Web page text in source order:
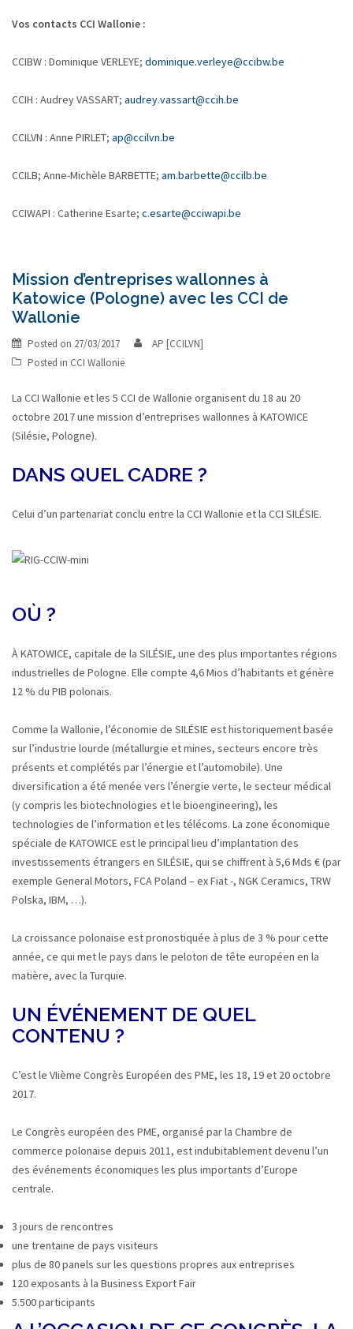
Vos contacts CCI Wallonie :
CCIBW : Dominique VERLEYE; dominique.verleye@ccibw.be
CCIH : Audrey VASSART; audrey.vassart@ccih.be
CCILVN : Anne PIRLET; ap@ccilvn.be
CCILB; Anne-Michèle BARBETTE; am.barbette@ccilb.be
CCIWAPI : Catherine Esarte; c.esarte@cciwapi.be
Mission d’entreprises wallonnes à
Katowice (Pologne) avec les CCI de
Wallonie
Posted on 27/03/2017
AP [CCILVN]
Posted in CCI Wallonie
La CCI Wallonie et les 5 CCI de Wallonie organisent du 18 au 20
octobre 2017 une mission d’entreprises wallonnes à KATOWICE
(Silésie, Pologne).
DANS QUEL CADRE ?
Celui d’un partenariat conclu entre la CCI Wallonie et la CCI SILÉSIE.
OÙ ?
À KATOWICE, capitale de la SILÉSIE, une des plus importantes régions
industrielles de Pologne. Elle compte 4,6 Mios d’habitants et génère
12 % du PIB polonais.
Comme la Wallonie, l’économie de SILÉSIE est historiquement basée
sur l’industrie lourde (métallurgie et mines, secteurs encore très
présents et complétés par l’énergie et l’automobile). Une
diversification a été menée vers l’énergie verte, le secteur médical
(y compris les biotechnologies et le bioengineering), les
technologies de l’information et les télécoms. La zone économique
spéciale de KATOWICE est le principal lieu d’implantation des
investissements étrangers en SILÉSIE, qui se chiffrent à 5,6 Mds € (par
exemple General Motors, FCA Poland – ex Fiat -, NGK Ceramics, TRW
Polska, IBM, …).
La croissance polonaise est pronostiquée à plus de 3 % pour cette
année, ce qui met le pays dans le peloton de tête européen en la
matière, avec la Turquie.
UN ÉVÉNEMENT DE QUEL
CONTENU ?
C’est le VIième Congrès Européen des PME, les 18, 19 et 20 octobre
2017.
Le Congrès européen des PME, organisé par la Chambre de
commerce polonaise depuis 2011, est indubitablement devenu l’un
des événements économiques les plus importants d’Europe
centrale.
3 jours de rencontres
une trentaine de pays visiteurs
plus de 80 panels sur les questions propres aux entreprises
120 exposants à la Business Export Fair
5.500 participants